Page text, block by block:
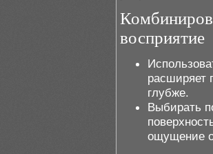
восприятие
расширяет
глубже.
Выбирать
ощущение